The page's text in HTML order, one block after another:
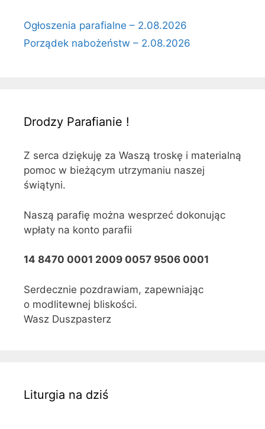
Ogłoszenia parafialne – 2.08.2026
Porządek nabożeństw – 2.08.2026
Drodzy Parafianie !
Z serca dziękuję za Waszą troskę i materialną
pomoc w bieżącym utrzymaniu naszej
świątyni.
Naszą parafię można wesprzeć dokonując
wpłaty na konto parafii
14 8470 0001 2009 0057 9506 0001
Serdecznie pozdrawiam, zapewniając
o modlitewnej bliskości.
Wasz Duszpasterz
Liturgia na dziś